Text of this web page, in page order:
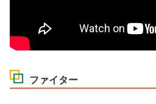
ファイター